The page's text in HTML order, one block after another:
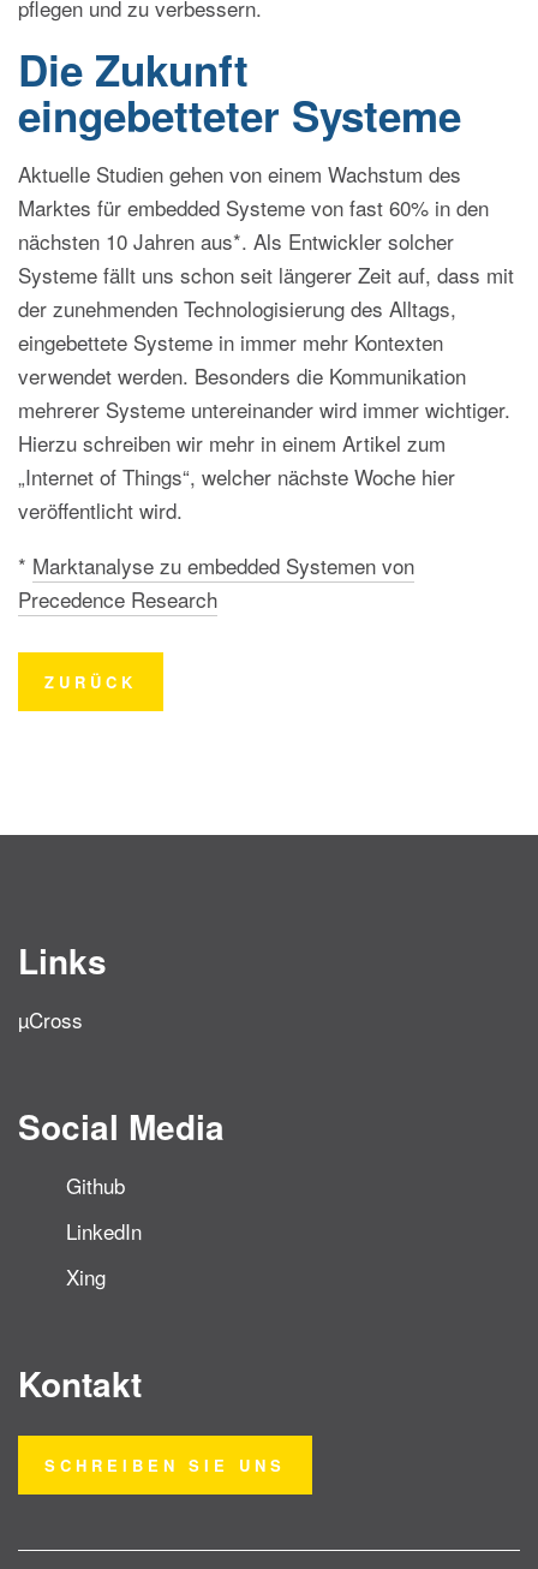
pflegen und zu verbessern.
Die Zukunft
eingebetteter Systeme
Aktuelle Studien gehen von einem Wachstum des
Marktes für embedded Systeme von fast 60% in den
nächsten 10 Jahren aus*. Als Entwickler solcher
Systeme fällt uns schon seit längerer Zeit auf, dass mit
der zunehmenden Technologisierung des Alltags,
eingebettete Systeme in immer mehr Kontexten
verwendet werden. Besonders die Kommunikation
mehrerer Systeme untereinander wird immer wichtiger.
Hierzu schreiben wir mehr in einem Artikel zum
„Internet of Things“, welcher nächste Woche hier
veröffentlicht wird.
* Marktanalyse zu embedded Systemen von
Precedence Research
ZURÜCK
Links
µCross
Social Media
Github
LinkedIn
Xing
Kontakt
SCHREIBEN SIE UNS